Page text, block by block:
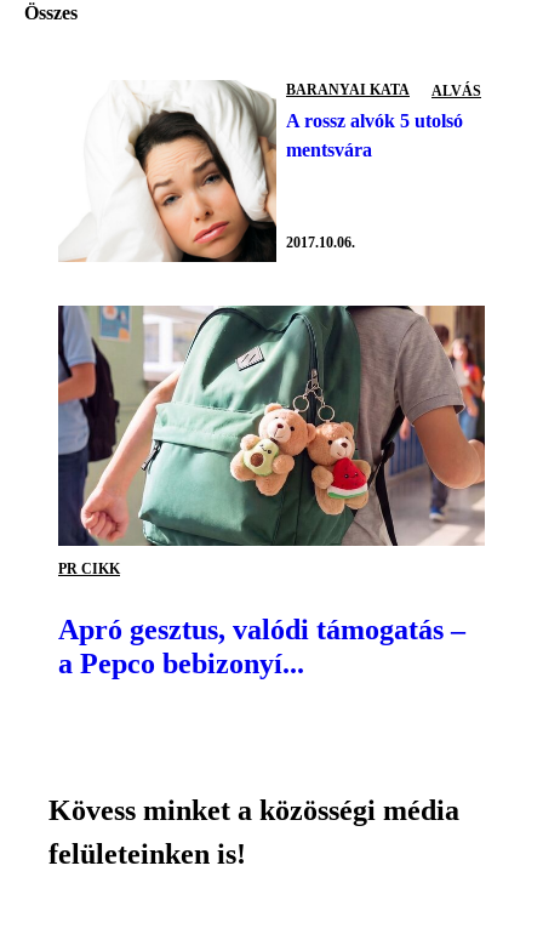
Összes
BARANYAI KATA ALVÁS
A rossz alvók 5 utolsó
mentsvára
2017.10.06.
PR CIKK
Apró gesztus, valódi támogatás –
a Pepco bebizonyí...
Kövess minket a közösségi média
felületeinken is!